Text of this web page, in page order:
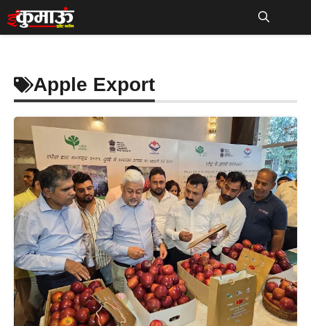
Skip
to
Apple Export